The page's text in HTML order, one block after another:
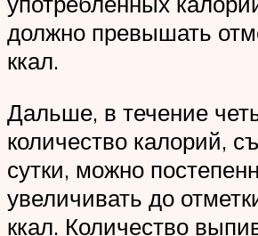
должно превышать
ккал.
Дальше, в течение
количество калорий,
сутки, можно
увеличивать до
ккал. Количество